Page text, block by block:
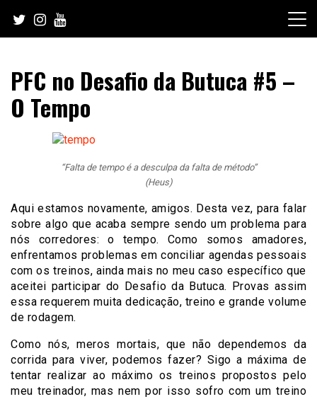
content
PFC no Desafio da Butuca #5 –
O Tempo
“Falta de tempo é a desculpa da falta de método”
(Heus)
Aqui estamos novamente, amigos. Desta vez, para falar
sobre algo que acaba sempre sendo um problema para
nós corredores: o tempo. Como somos amadores,
enfrentamos problemas em conciliar agendas pessoais
com os treinos, ainda mais no meu caso específico que
aceitei participar do Desafio da Butuca. Provas assim
essa requerem muita dedicação, treino e grande volume
de rodagem.
Como nós, meros mortais, que não dependemos da
corrida para viver, podemos fazer? Sigo a máxima de
tentar realizar ao máximo os treinos propostos pelo
meu treinador, mas nem por isso sofro com um treino